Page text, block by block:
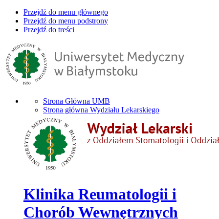
Przejdź do menu głównego
Przejdź do menu podstrony
Przejdź do treści
Strona Główna UMB
Strona główna Wydziału Lekarskiego
Klinika Reumatologii i
Chorób Wewnętrznych